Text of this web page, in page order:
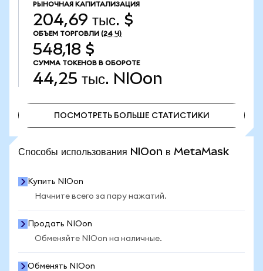
РЫНОЧНАЯ КАПИТАЛИЗАЦИЯ
204,69 тыс. $
ОБЪЕМ ТОРГОВЛИ (24 Ч)
548,18 $
СУММА ТОКЕНОВ В ОБОРОТЕ
44,25 тыс. NIOon
ПОСМОТРЕТЬ БОЛЬШЕ СТАТИСТИКИ
Способы использования NIOon в MetaMask
Купить NIOon
Начните всего за пару нажатий.
Продать NIOon
Обменяйте NIOon на наличные.
Обменять NIOon